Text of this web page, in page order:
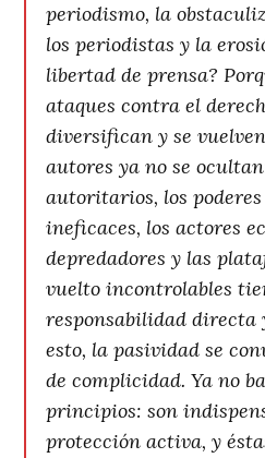
periodismo, la
los periodistas y la
libertad de prensa?
ataques contra el
diversifican y se
autores ya no se
autoritarios, los
ineficaces, los actores
depredadores y las
vuelto incontrolables
responsabilidad directa
esto, la pasividad se
de complicidad. Ya no
principios: son
protección activa, y